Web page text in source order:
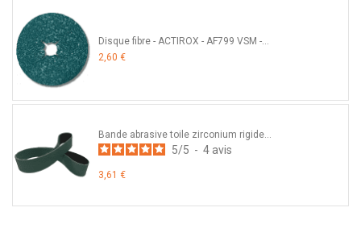
Disque fibre - ACTIROX - AF799 VSM -...
2,60 €
Bande abrasive toile zirconium rigide...
5/5 - 4 avis
3,61 €